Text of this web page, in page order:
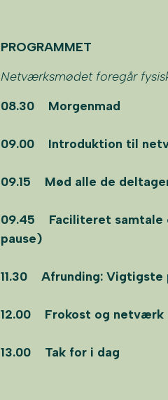
PROGRAMMET
Netværksmødet foregår
08.30 Morgenmad
09.00 Introduktion til
09.15 Mød alle de
09.45 Faciliteret samtale
pause)
11.30 Afrunding: Vigtigste
12.00 Frokost og netværk
13.00 Tak for i dag